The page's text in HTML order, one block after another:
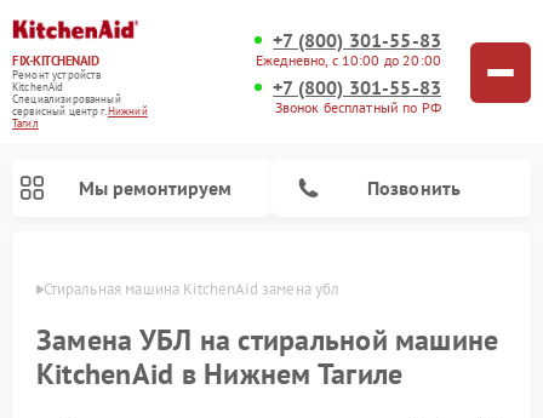
FIX-KITCHENAID
Ремонт устройств
KitchenAid
Специализированный
cервисный центр г.Нижний
Тагил
+7 (800) 301-55-83
Ежедневно, с 10:00 до 20:00
+7 (800) 301-55-83
Звонок бесплатный по РФ
Мы ремонтируем Позвонить
Стиральная машина KitchenAid замена убл
Замена УБЛ на стиральной машине
KitchenAid в Нижнем Тагиле